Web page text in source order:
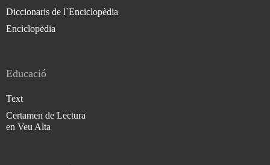
Diccionaris de l`Enciclopèdia
Enciclopèdia
Educació
Text
Certamen de Lectura
en Veu Alta